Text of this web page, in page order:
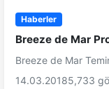
Haberler
Breeze de Mar
Breeze de Mar
14.03.20185,733